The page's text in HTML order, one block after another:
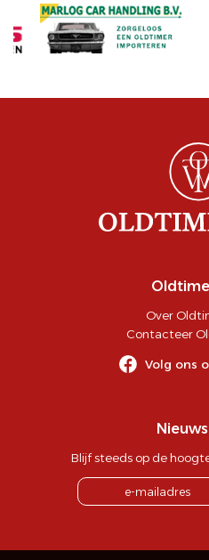
Over
Contacteer
Volg ons
Blijf steeds op de